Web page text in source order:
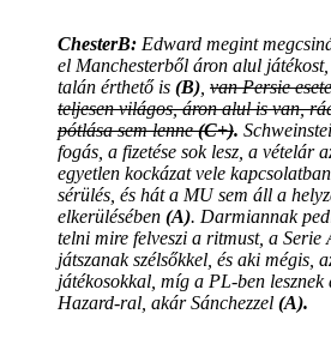
ChesterB: Edward megint
el Manchesterből áron alul
talán érthető is (B) van Persie
teljesen világos, áron alul is van,
pótlása sem lenne(C+).
fogás, a fizetése sok lesz, a vételár
egyetlen kockázat vele
sérülés, és hát a MU sem áll a
elkerülésében (A). Darmiannak
telni mire felveszi a ritmust, a Serie
játszanak szélsőkkel, és aki mégis,
játékosokkal, míg a PL-ben
Hazard-ral, akár Sánchezzel (A).